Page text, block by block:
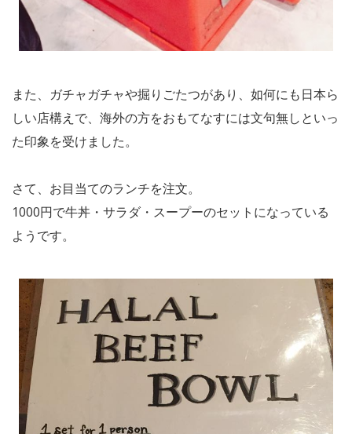
また、ガチャガチャや掘りごたつがあり、如何にも日本ら
しい店構えで、海外の方をおもてなすには文句無しといっ
た印象を受けました。
さて、お目当てのランチを注文。
1000円で牛丼・サラダ・スープーのセットになっている
ようです。